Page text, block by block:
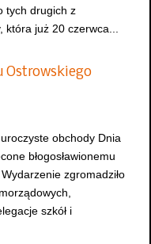
tych drugich z
która już 20 czerwca...
Ostrowskiego
obchody Dnia
błogosławionemu
zgromadziło
szkół i